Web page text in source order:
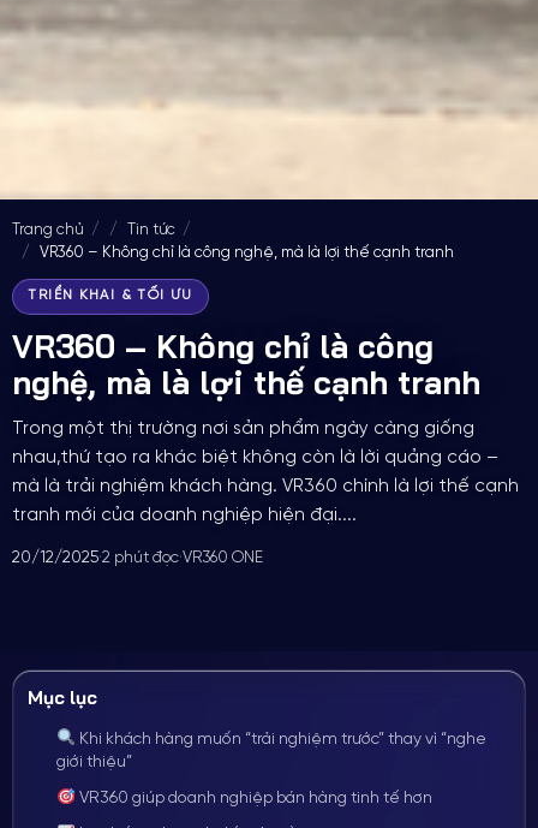
Trang chủ
Tin tức
VR360 – Không chỉ là công nghệ, mà là lợi thế cạnh tranh
TRIỂN KHAI & TỐI ƯU
VR360 – Không chỉ là công
nghệ, mà là lợi thế cạnh tranh
Trong một thị trường nơi sản phẩm ngày càng giống
nhau,thứ tạo ra khác biệt không còn là lời quảng cáo –
mà là trải nghiệm khách hàng. VR360 chính là lợi thế cạnh
tranh mới của doanh nghiệp hiện đại....
20/12/2025·2 phút đọc·VR360 ONE
Mục lục
Khi khách hàng muốn “trải nghiệm trước” thay vì “nghe
giới thiệu”
VR360 giúp doanh nghiệp bán hàng tinh tế hơn